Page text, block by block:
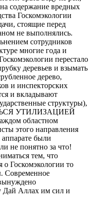
содержание вредных
Госкомэкологии
стоящие перед
не выполнялись.
сотрудников
многие года и
перестало
деревьев и взымать
дерево,
и инспекторских
и вкладывают
структуры),
УТИЛИЗАЦИЕЙ
областном
этого направления
аппарате были
не понятно за что!
тем, что
о Госкомэкологии то
Современное
Дай Аллах им сил и